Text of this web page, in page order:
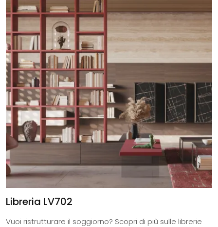
Libreria LV702
Vuoi ristrutturare il soggiorno? Scopri di più sulle librerie